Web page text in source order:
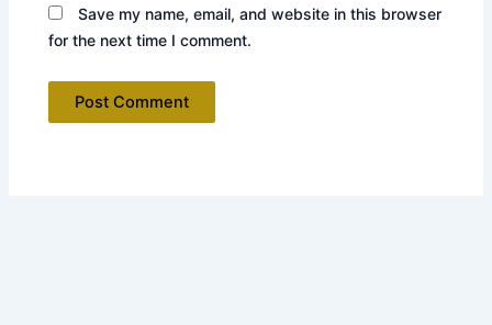
Save my name, email, and website in this browser
for the next time I comment.